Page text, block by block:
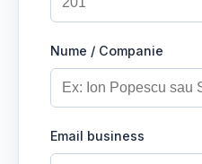
Nume / Companie
Email business